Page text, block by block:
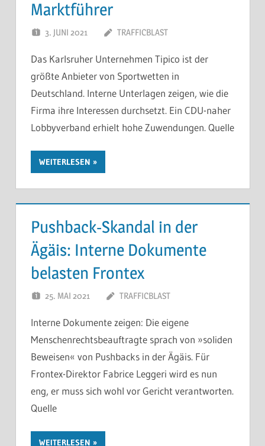
Marktführer
3. JUNI 2021 TRAFFICBLAST
Das Karlsruher Unternehmen Tipico ist der
größte Anbieter von Sportwetten in
Deutschland. Interne Unterlagen zeigen, wie die
Firma ihre Interessen durchsetzt. Ein CDU-naher
Lobbyverband erhielt hohe Zuwendungen. Quelle
WEITERLESEN
Pushback-Skandal in der
Ägäis: Interne Dokumente
belasten Frontex
25. MAI 2021 TRAFFICBLAST
Interne Dokumente zeigen: Die eigene
Menschenrechtsbeauftragte sprach von »soliden
Beweisen« von Pushbacks in der Ägäis. Für
Frontex-Direktor Fabrice Leggeri wird es nun
eng, er muss sich wohl vor Gericht verantworten.
Quelle
WEITERLESEN